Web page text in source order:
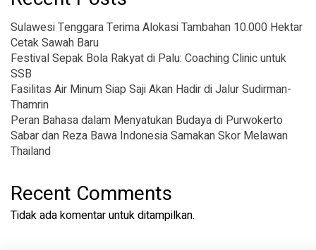
Sulawesi Tenggara Terima Alokasi Tambahan 10.000 Hektar
Cetak Sawah Baru
Festival Sepak Bola Rakyat di Palu: Coaching Clinic untuk
SSB
Fasilitas Air Minum Siap Saji Akan Hadir di Jalur Sudirman-
Thamrin
Peran Bahasa dalam Menyatukan Budaya di Purwokerto
Sabar dan Reza Bawa Indonesia Samakan Skor Melawan
Thailand
Recent Comments
Tidak ada komentar untuk ditampilkan.